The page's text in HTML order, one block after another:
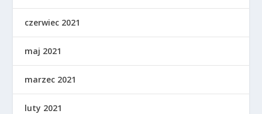
czerwiec 2021
maj 2021
marzec 2021
luty 2021